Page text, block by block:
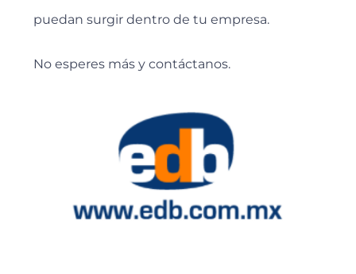
puedan surgir dentro de tu empresa.
No esperes más y contáctanos.